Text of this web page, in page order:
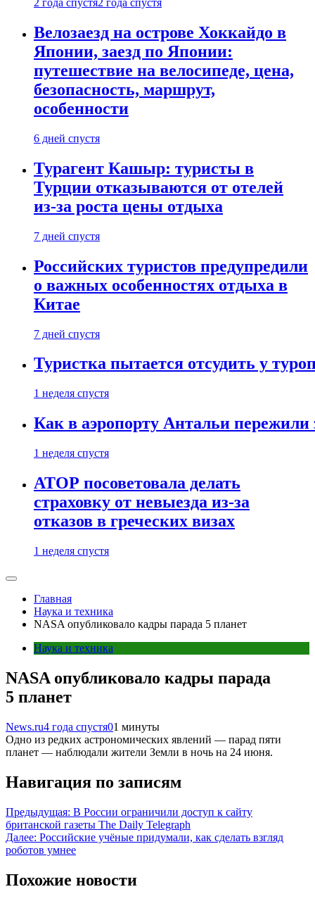
2 года спустя2 года спустя
Велозаезд на острове Хоккайдо в
Японии, заезд по Японии:
путешествие на велосипеде, цена,
безопасность, маршрут,
особенности
6 дней спустя
Турагент Кашыр: туристы в
Турции отказываются от отелей
из-за роста цены отдыха
7 дней спустя
Российских туристов предупредили
о важных особенностях отдыха в
Китае
7 дней спустя
Туристка пытается отсудить у
1 неделя спустя
Как в аэропорту Антальи
1 неделя спустя
АТОР посоветовала делать
страховку от невыезда из-за
отказов в греческих визах
1 неделя спустя
Главная
Наука и техника
NASA опубликовало кадры парада 5 планет
Наука и техника
NASA опубликовало кадры парада
5 планет
News.ru4 года спустя01 минуты
Одно из редких астрономических явлений — парад пяти
планет — наблюдали жители Земли в ночь на 24 июня.
Навигация по записям
Предыдущая: В России ограничили доступ к сайту
британской газеты The Daily Telegraph
Далее: Российские учёные придумали, как сделать взгляд
роботов умнее
Похожие новости